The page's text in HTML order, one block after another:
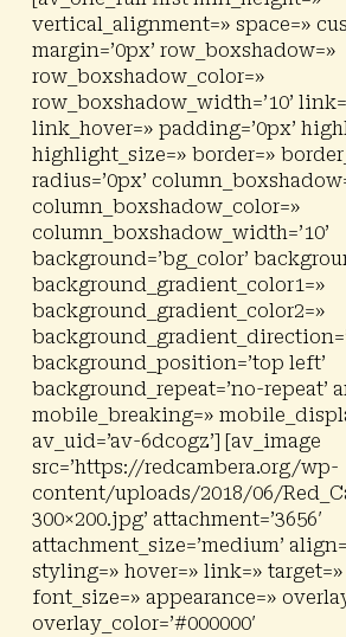
vertical_alignment=» space=»
margin=’0px’ row_boxshadow=»
row_boxshadow_color=»
row_boxshadow_width=’10’
link_hover=» padding=’0px’
highlight_size=» border=»
radius=’0px’
column_boxshadow_color=»
column_boxshadow_width=’10’
background=’bg_color’
background_gradient_color1=»
background_gradient_color2=»
background_position=’top left’
background_repeat=’no-repeat’
mobile_breaking=»
av_uid=’av-6dcogz’] [av_image
src=’https://redcambera.org/wp-
content/uploads/2018/06/
300×200.jpg’ attachment=’3656′
attachment_size=’medium’
styling=» hover=» link=»
font_size=» appearance=»
overlay_color=’#000000′